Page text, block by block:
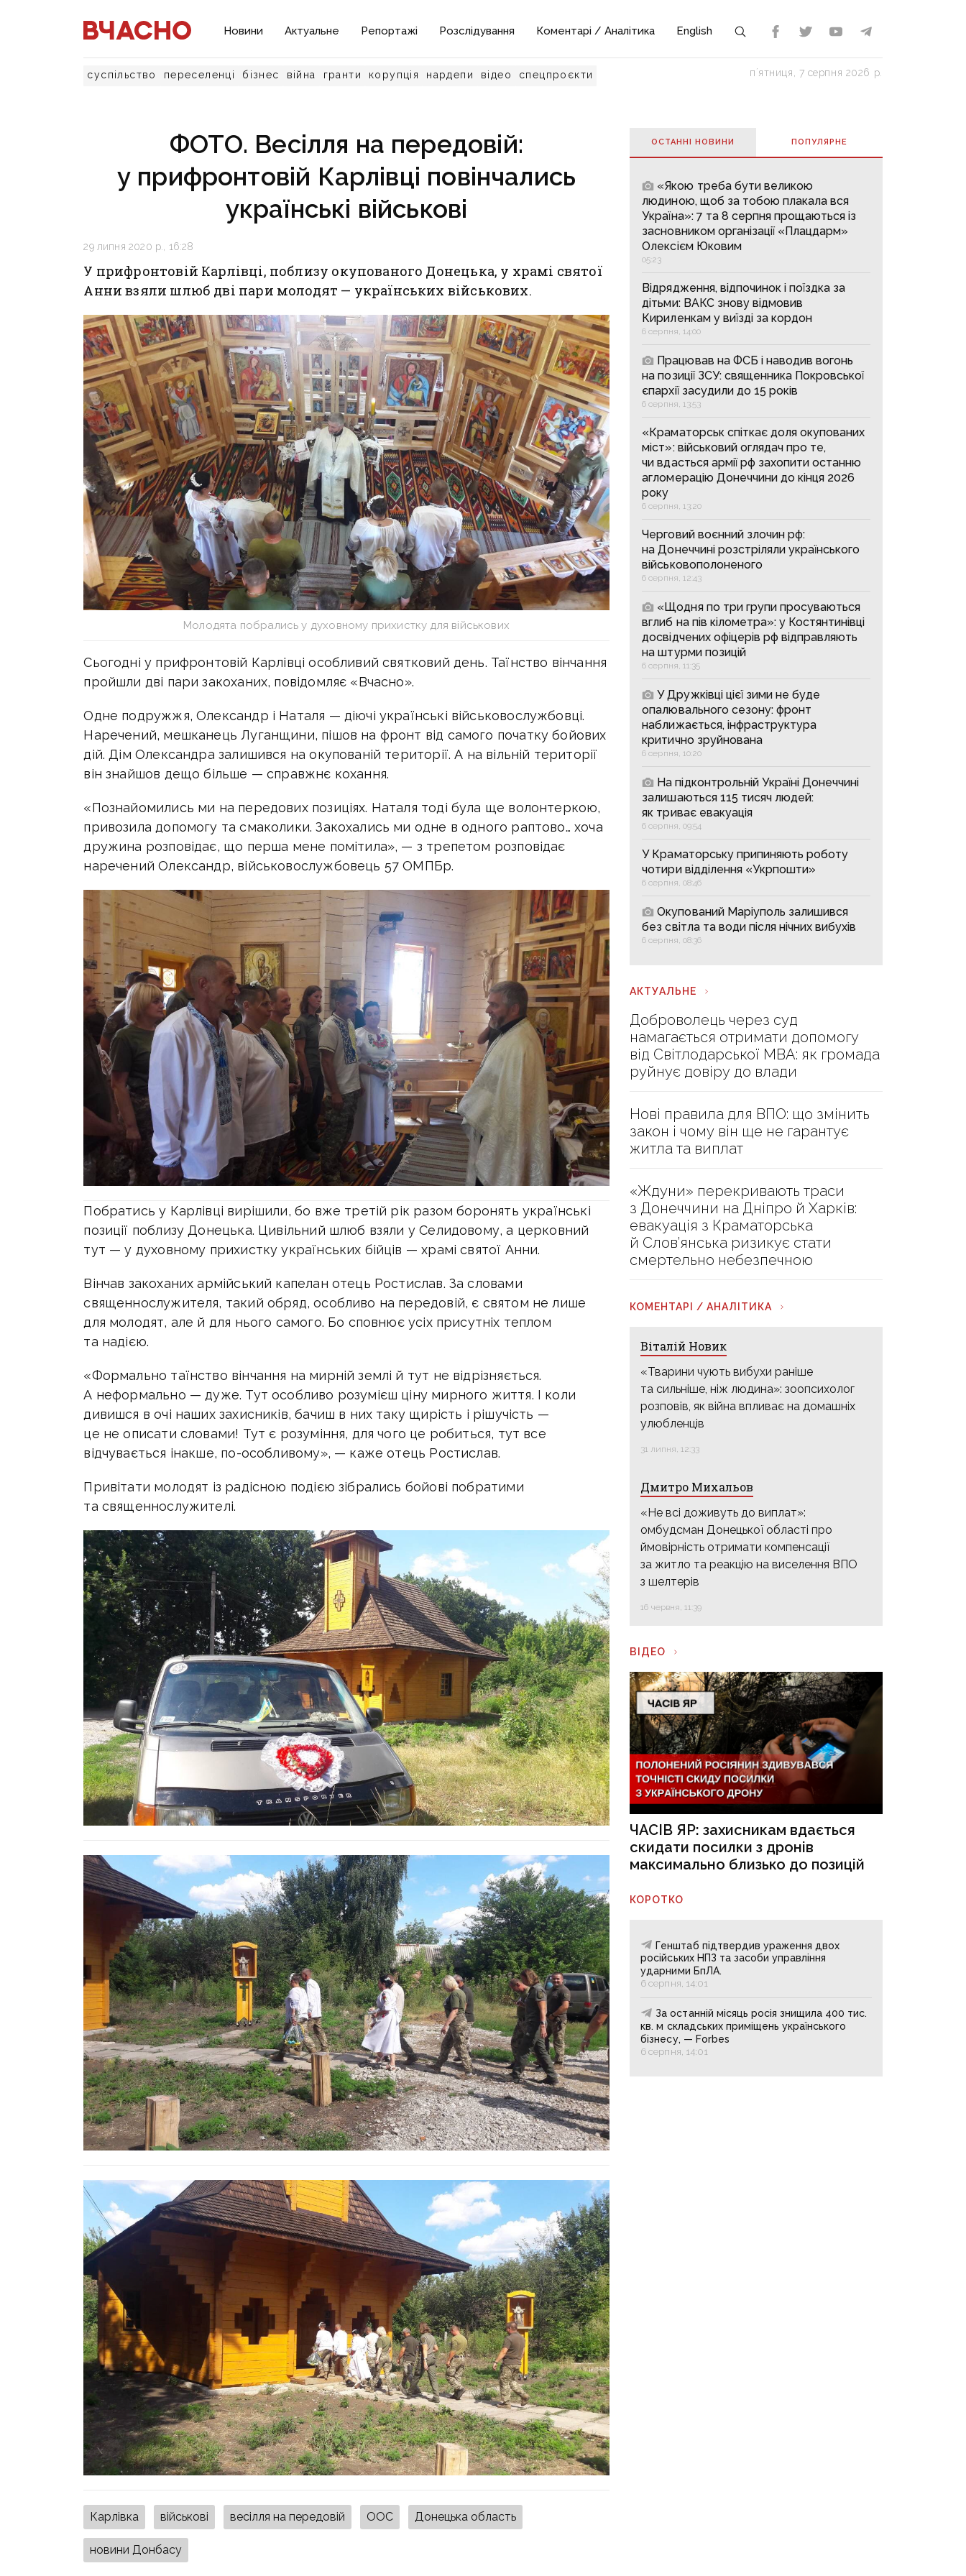
Новини Актуальне Репортажі Розслідування Коментарі / Аналітика English
суспільство переселенці бізнес війна гранти корупція нардепи відео спецпроєкти пʼятниця, 7 серпня 2026 р.
ФОТО. Весілля на передовій:
у прифронтовій Карлівці повінчались
українські військові
29 липня 2020 р., 16:28
У прифронтовій Карлівці, поблизу окупованого Донецька, у храмі святої
Анни взяли шлюб дві пари молодят — українських військових.
Молодята побрались у духовному прихистку для військових
Сьогодні у прифронтовій Карлівці особливий святковий день. Таїнство вінчання
пройшли дві пари закоханих, повідомляє «Вчасно».
Одне подружжя, Олександр і Наталя — діючі українські військовослужбовці.
Наречений, мешканець Луганщини, пішов на фронт від самого початку бойових
дій. Дім Олександра залишився на окупованій території. А на вільній території
він знайшов дещо більше — справжнє кохання.
«Познайомились ми на передових позиціях. Наталя тоді була ще волонтеркою,
привозила допомогу та смаколики. Закохались ми одне в одного раптово… хоча
дружина розповідає, що перша мене помітила», — з трепетом розповідає
наречений Олександр, військовослужбовець 57 ОМПБр.
Побратись у Карлівці вирішили, бо вже третій рік разом боронять українські
позиції поблизу Донецька. Цивільний шлюб взяли у Селидовому, а церковний
тут — у духовному прихистку українських бійців — храмі святої Анни.
Вінчав закоханих армійський капелан отець Ростислав. За словами
священнослужителя, такий обряд, особливо на передовій, є святом не лише
для молодят, але й для нього самого. Бо сповнює усіх присутніх теплом
та надією.
«Формально таїнство вінчання на мирній землі й тут не відрізняється.
А неформально — дуже. Тут особливо розумієш ціну мирного життя. І коли
дивишся в очі наших захисників, бачиш в них таку щирість і рішучість —
це не описати словами! Тут є розуміння, для чого це робиться, тут все
відчувається інакше, по-особливому», — каже отець Ростислав.
Привітати молодят із радісною подією зібрались бойові побратими
та священнослужителі.
Карлівка військові весілля на передовій ООС Донецька область
новини Донбасу
ОСТАННІ НОВИНИ ПОПУЛЯРНE
«Якою треба бути великою
людиною, щоб за тобою плакала вся
Україна»: 7 та 8 серпня прощаються із
засновником організації «Плацдарм»
Олексієм Юковим
05:23
Відрядження, відпочинок і поїздка за
дітьми: ВАКС знову відмовив
Кириленкам у виїзді за кордон
6 серпня, 14:00
Працював на ФСБ і наводив вогонь
на позиції ЗСУ: священника Покровської
єпархії засудили до 15 років
6 серпня, 13:53
«Краматорськ спіткає доля окупованих
міст»: військовий оглядач про те,
чи вдасться армії рф захопити останню
агломерацію Донеччини до кінця 2026
року
6 серпня, 13:20
Черговий воєнний злочин рф:
на Донеччині розстріляли українського
військовополоненого
6 серпня, 12:43
«Щодня по три групи просуваються
вглиб на пів кілометра»: у Костянтинівці
досвідчених офіцерів рф відправляють
на штурми позицій
6 серпня, 11:35
У Дружківці цієї зими не буде
опалювального сезону: фронт
наближається, інфраструктура
критично зруйнована
6 серпня, 10:20
На підконтрольній Україні Донеччині
залишаються 115 тисяч людей:
як триває евакуація
6 серпня, 09:54
У Краматорську припиняють роботу
чотири відділення «Укрпошти»
6 серпня, 08:46
Окупований Маріуполь залишився
без світла та води після нічних вибухів
6 серпня, 08:36
АКТУАЛЬНЕ
Доброволець через суд
намагається отримати допомогу
від Світлодарської МВА: як громада
руйнує довіру до влади
Нові правила для ВПО: що змінить
закон і чому він ще не гарантує
житла та виплат
«Ждуни» перекривають траси
з Донеччини на Дніпро й Харків:
евакуація з Краматорська
й Слов’янська ризикує стати
смертельно небезпечною
КОМЕНТАРІ / АНАЛІТИКА
Віталій Новик
«Тварини чують вибухи раніше
та сильніше, ніж людина»: зоопсихолог
розповів, як війна впливає на домашніх
улюбленців
31 липня, 12:33
Дмитро Михальов
«Не всі доживуть до виплат»:
омбудсман Донецької області про
ймовірність отримати компенсації
за житло та реакцію на виселення ВПО
з шелтерів
16 червня, 11:39
ВІДЕО
ЧАСІВ ЯР: захисникам вдається
скидати посилки з дронів
максимально близько до позицій
КОРОТКО
Генштаб підтвердив ураження двох
російських НПЗ та засоби управління
ударними БпЛА.
6 серпня, 14:01
За останній місяць росія знищила 400 тис.
кв. м складських приміщень українського
бізнесу, — Forbes
6 серпня, 14:01